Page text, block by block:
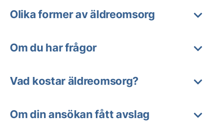
Olika former av äldreomsorg
Om du har frågor
Vad kostar äldreomsorg?
Om din ansökan fått avslag